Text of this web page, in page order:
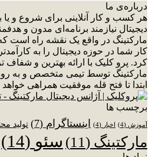
درباره‌ی ما
هر کسب و کار آنلاینی برای شروع و یا
دیجیتال نیازمند برنامه‌ای مدون و
مارکتینگ در واقع یک نقشه راه
کار شما در حوزه دیجیتال را به
کرد. پرو کلیک با ارائه بهترین و شفاف
مارکتینگ توسط تیمی متخصص و به
ابتدا تا فتح قله موفقیت همراهی
برچسب ها
آموزش (4) اخبار (4) اینستاگرام (7) تولید
مارکتینگ (11) سئو (14)